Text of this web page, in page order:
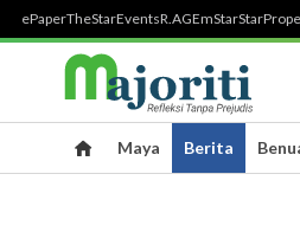
ePaperTheStarEventsR.AGEmStar
Maya Berita